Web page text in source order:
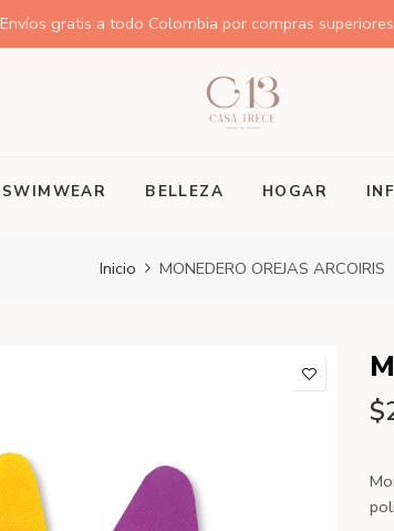
Envíos gratis a todo Colombia por compras
SWIMWEAR BELLEZA HOGAR
Inicio MONEDERO OREJAS ARCOIRIS